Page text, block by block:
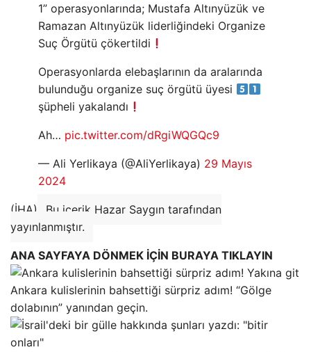
1” operasyonlarında; Mustafa Altınyüzük ve
Ramazan Altınyüzük liderliğindeki Organize
Suç Örgütü çökertildi
Operasyonlarda elebaşlarının da aralarında
bulunduğu organize suç örgütü üyesi
şüpheli yakalandı
Ah… pic.twitter.com/dRgiWQGQc9
— Ali Yerlikaya (@AliYerlikaya) 29 Mayıs
2024
(İHA)
Bu içerik Hazar Saygın tarafından
yayınlanmıştır.
ANA SAYFAYA DÖNMEK İÇİN BURAYA TIKLAYIN
Ankara kulislerinin bahsettiği sürpriz adım! “Gölge
dolabının” yanından geçin.